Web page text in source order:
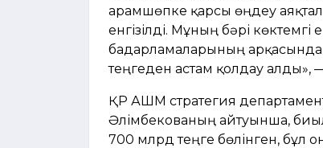
арамшөпке қарсы өңдеу
енгізілді. Мұның бәрі
бағдарламаларының
теңгеден астам қолдау алды»,
ҚР АШМ стратегия
Әлімбекованың айтуынша,
700 млрд теңге бөлінген, бұл